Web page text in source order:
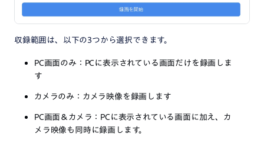
収録範囲は、以下の3つから選択できます。
PC画面のみ：PCに表示されている画面だけを録画しま
す
カメラのみ：カメラ映像を録画します
PC画面＆カメラ：PCに表示されている画面に加え、カ
メラ映像も同時に録画します。